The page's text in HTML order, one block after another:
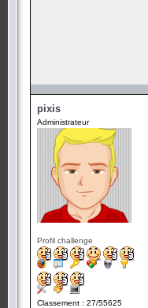
pixis
Administrateur
Profil challenge
Classement : 27/55625